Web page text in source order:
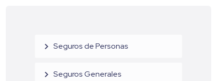
Seguros de Personas
Seguros Generales